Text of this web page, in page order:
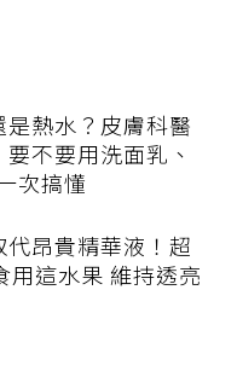
熱水？皮膚科醫
不要用洗面乳、
次搞懂
昂貴精華液！超
用這水果 維持透亮